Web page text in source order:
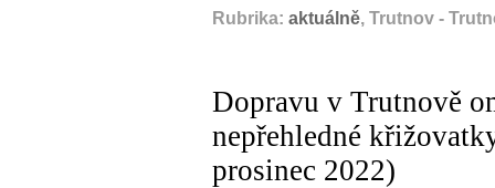
Rubrika: aktuálně, Trutnov -
Dopravu v Trutnově
nepřehledné
prosinec 2022)